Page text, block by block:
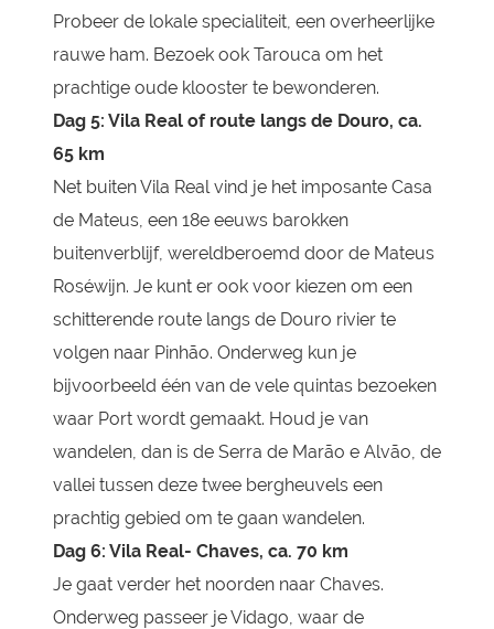
Probeer de lokale specialiteit, een overheerlijke
rauwe ham. Bezoek ook Tarouca om het
prachtige oude klooster te bewonderen.
Dag 5: Vila Real of route langs de Douro, ca.
65 km
Net buiten Vila Real vind je het imposante Casa
de Mateus, een 18e eeuws barokken
buitenverblijf, wereldberoemd door de Mateus
Roséwijn. Je kunt er ook voor kiezen om een
schitterende route langs de Douro rivier te
volgen naar Pinhão. Onderweg kun je
bijvoorbeeld één van de vele quintas bezoeken
waar Port wordt gemaakt. Houd je van
wandelen, dan is de Serra de Marão e Alvão, de
vallei tussen deze twee bergheuvels een
prachtig gebied om te gaan wandelen.
Dag 6: Vila Real- Chaves, ca. 70 km
Je gaat verder het noorden naar Chaves.
Onderweg passeer je Vidago, waar de